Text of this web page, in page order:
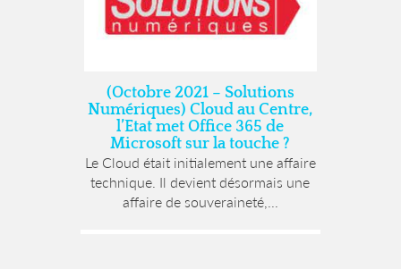
(Octobre 2021 – Solutions
Numériques) Cloud au Centre,
l’Etat met Office 365 de
Microsoft sur la touche ?
Le Cloud était initialement une affaire
technique. Il devient désormais une
affaire de souveraineté,...